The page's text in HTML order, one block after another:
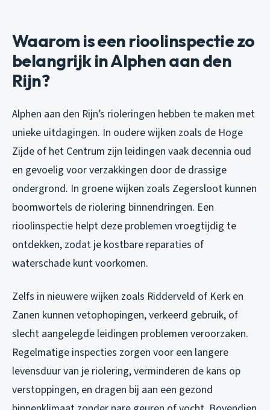
Waarom is een rioolinspectie zo
belangrijk in Alphen aan den
Rijn?
Alphen aan den Rijn’s rioleringen hebben te maken met
unieke uitdagingen. In oudere wijken zoals de Hoge
Zijde of het Centrum zijn leidingen vaak decennia oud
en gevoelig voor verzakkingen door de drassige
ondergrond. In groene wijken zoals Zegersloot kunnen
boomwortels de riolering binnendringen. Een
rioolinspectie helpt deze problemen vroegtijdig te
ontdekken, zodat je kostbare reparaties of
waterschade kunt voorkomen.
Zelfs in nieuwere wijken zoals Ridderveld of Kerk en
Zanen kunnen vetophopingen, verkeerd gebruik, of
slecht aangelegde leidingen problemen veroorzaken.
Regelmatige inspecties zorgen voor een langere
levensduur van je riolering, verminderen de kans op
verstoppingen, en dragen bij aan een gezond